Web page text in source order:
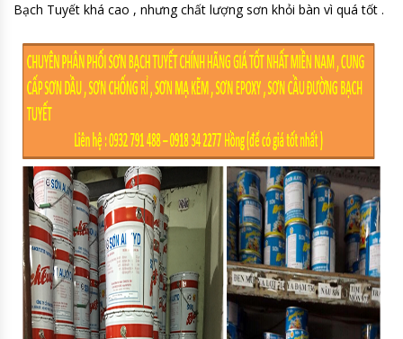
Bạch Tuyết khá cao , nhưng chất lượng sơn khỏi bàn vì quá tốt .